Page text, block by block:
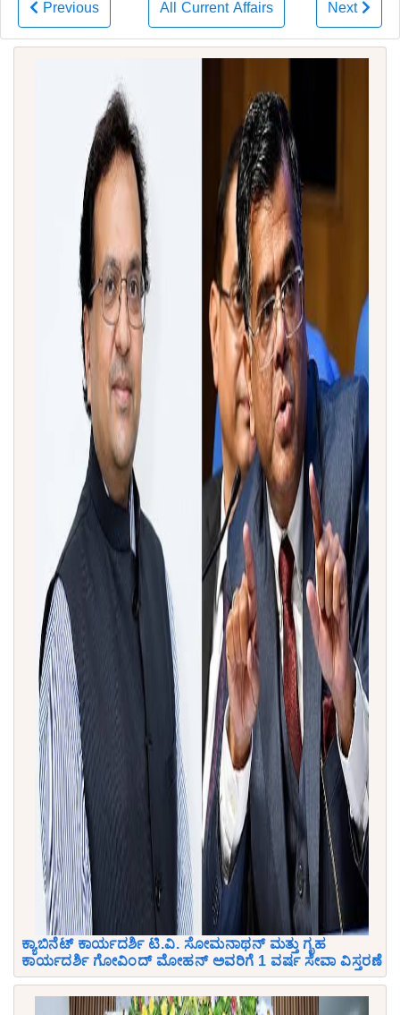
Previous All Current Affairs Next
ಕ್ಯಾಬಿನೆಟ್ ಕಾರ್ಯದರ್ಶಿ ಟಿ.ವಿ. ಸೋಮನಾಥನ್ ಮತ್ತು ಗೃಹ
ಕಾರ್ಯದರ್ಶಿ ಗೋವಿಂದ್ ಮೋಹನ್ ಅವರಿಗೆ 1 ವರ್ಷ ಸೇವಾ ವಿಸ್ತರಣೆ